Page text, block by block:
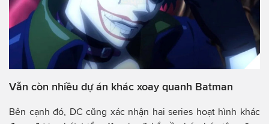
Vẫn còn nhiều dự án khác xoay quanh Batman
Bên cạnh đó, DC cũng xác nhận hai series hoạt hình khác